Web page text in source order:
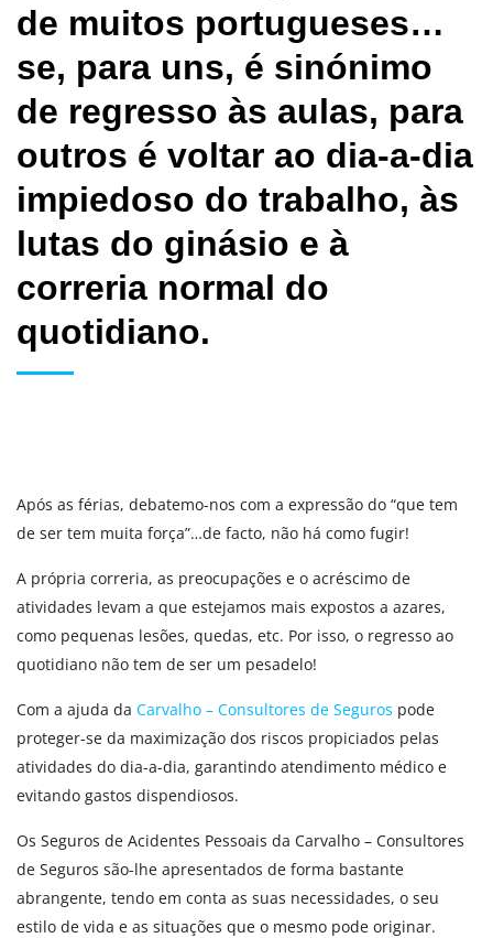
de muitos portugueses…
se, para uns, é sinónimo
de regresso às aulas, para
outros é voltar ao dia-a-dia
impiedoso do trabalho, às
lutas do ginásio e à
correria normal do
quotidiano.
Após as férias, debatemo-nos com a expressão do “que tem
de ser tem muita força”…de facto, não há como fugir!
A própria correria, as preocupações e o acréscimo de
atividades levam a que estejamos mais expostos a azares,
como pequenas lesões, quedas, etc. Por isso, o regresso ao
quotidiano não tem de ser um pesadelo!
Com a ajuda da Carvalho – Consultores de Seguros pode
proteger-se da maximização dos riscos propiciados pelas
atividades do dia-a-dia, garantindo atendimento médico e
evitando gastos dispendiosos.
Os Seguros de Acidentes Pessoais da Carvalho – Consultores
de Seguros são-lhe apresentados de forma bastante
abrangente, tendo em conta as suas necessidades, o seu
estilo de vida e as situações que o mesmo pode originar.